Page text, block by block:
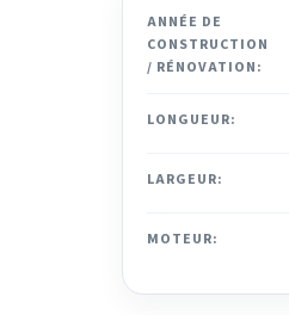
ANNÉE DE
CONSTRUCTION
/ RÉNOVATION:
LONGUEUR:
LARGEUR:
MOTEUR: